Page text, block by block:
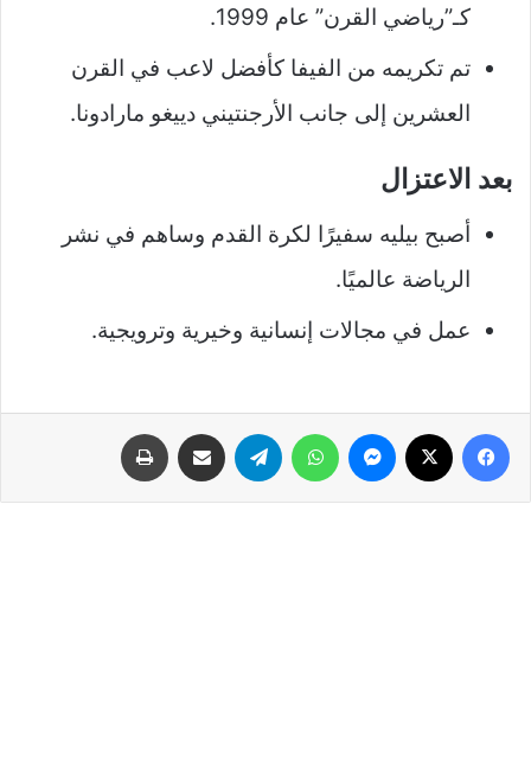
كـ”رياضي القرن” عام 1999.
تم تكريمه من الفيفا كأفضل لاعب في القرن
العشرين إلى جانب الأرجنتيني دييغو مارادونا.
بعد الاعتزال
أصبح بيليه سفيرًا لكرة القدم وساهم في نشر
الرياضة عالميًا.
عمل في مجالات إنسانية وخيرية وترويجية.
فيسبوك ماسنجر واتساب تيلقرام مشاركة عبر البريد